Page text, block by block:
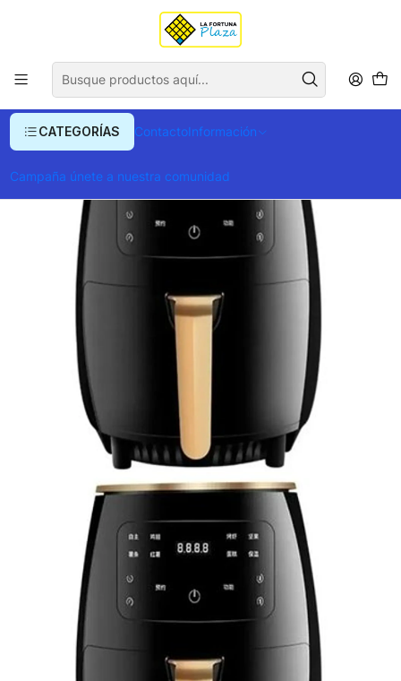
CATEGORÍAS ContactoInformación
Campaña únete a nuestra comunidad
Envío gratis para compras superiores a $ 400.000